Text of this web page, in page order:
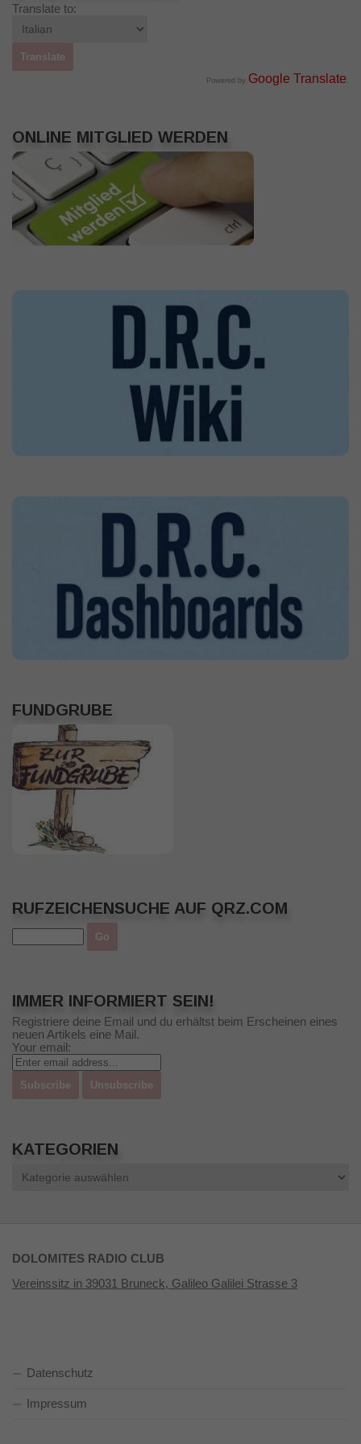
Translate to:
Powered by Google Translate
ONLINE MITGLIED WERDEN
FUNDGRUBE
RUFZEICHENSUCHE AUF QRZ.COM
IMMER INFORMIERT SEIN!
Registriere deine Email und du erhältst beim Erscheinen eines
neuen Artikels eine Mail.
Your email:
KATEGORIEN
DOLOMITES RADIO CLUB
Vereinssitz in 39031 Bruneck, Galileo Galilei Strasse 3
Datenschutz
Impressum